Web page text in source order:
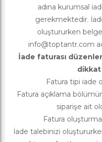
adına kurumsal
gerekmektedir.
oluştururken
info@toptantr.com
İade faturası
Fatura tipi iade
Fatura açıklama
siparişe ait
Fatura
İade talebinizi